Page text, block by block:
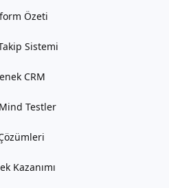
Özeti
Sistemi
CRM
Testler
Kazanımı